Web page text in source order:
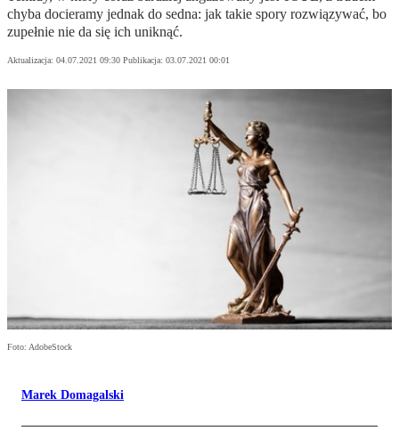
chyba docieramy jednak do sedna: jak takie spory rozwiązywać, bo
zupełnie nie da się ich uniknąć.
Aktualizacja: 04.07.2021 09:30 Publikacja: 03.07.2021 00:01
Foto: AdobeStock
Marek Domagalski